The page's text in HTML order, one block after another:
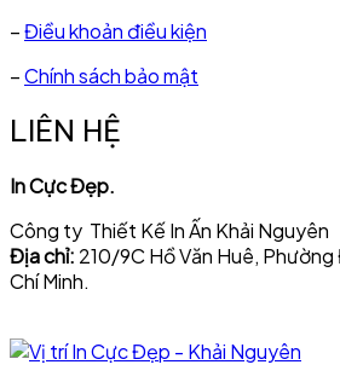
–Điều khoản điều kiện
–Chính sách bảo mật
LIÊN HỆ
In Cực Đẹp.
Công ty Thiết Kế In Ấn Khải Nguyên
Địa chỉ: 210/9C Hồ Văn Huê,
Chí Minh.